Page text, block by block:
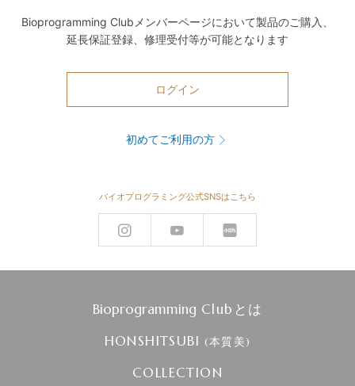
Bioprogramming Clubメンバーページにおいて製品のご購入、
延長保証登録、修理受付等が可能となります
ログイン
初めてご利用の方
バイオプログラミング公式SNSはこちら
Bioprogramming Clubとは
HONSHITSUBI (本質美)
COLLECTION